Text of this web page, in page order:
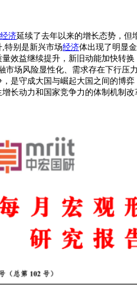
济延续了去年以来的增长态势，但
特别是新兴市场经济体出现了明显
效益继续提升，新旧动能加快转
场风险显性化、需求存在下行压
是守成大国与崛起大国之间的博
长动力和国家竞争力的体制机制改